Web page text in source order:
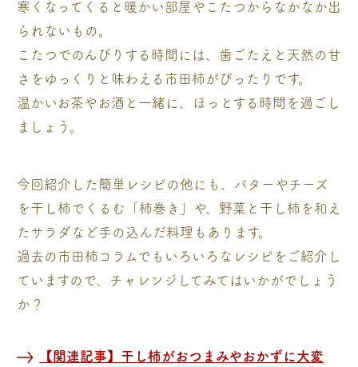
寒くなってくると暖かい部屋やこたつからなかなか出
られないもの。
こたつでのんびりする時間には、歯ごたえと天然の甘
さをゆっくりと味わえる市田柿がぴったりです。
温かいお茶やお酒と一緒に、ほっとする時間を過ごし
ましょう。
今回紹介した簡単レシピの他にも、バターやチーズ
を干し柿でくるむ「柿巻き」や、野菜と干し柿を和え
たサラダなど手の込んだ料理もあります。
過去の市田柿コラムでもいろいろなレシピをご紹介し
ていますので、チャレンジしてみてはいかがでしょう
か？
【関連記事】干し柿がおつまみやおかずに大変